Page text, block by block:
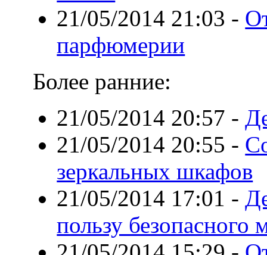
21/05/2014 21:03 -
парфюмерии
Более ранние:
21/05/2014 20:57 -
21/05/2014 20:55 -
зеркальных шкафов
21/05/2014 17:01 -
пользу безопасного